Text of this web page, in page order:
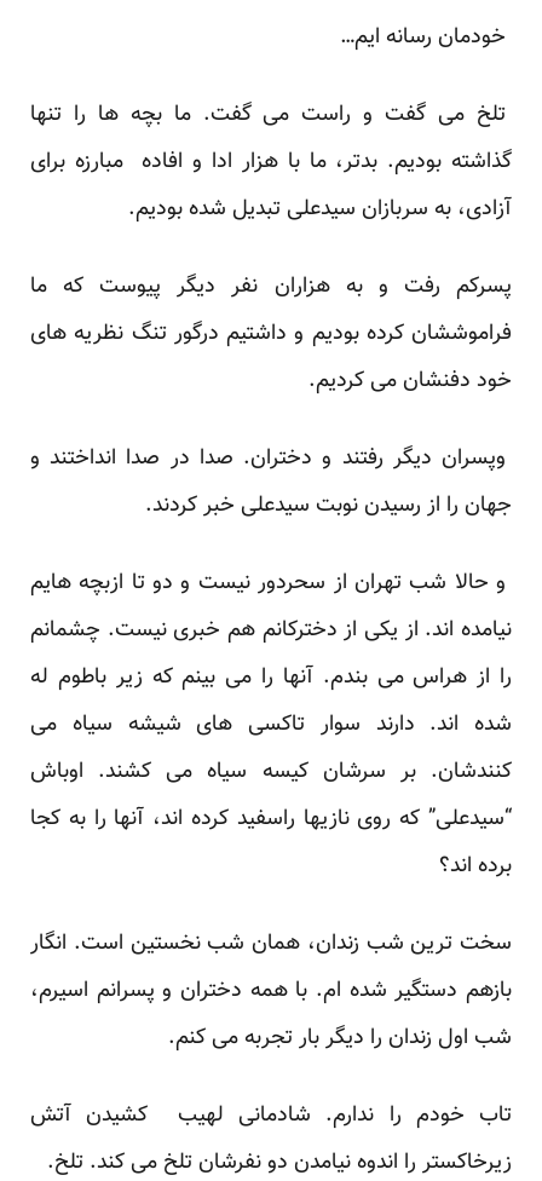
خودمان رسانه ایم…
تلخ می گفت و راست می گفت. ما بچه ها را تنها
گذاشته بودیم. بدتر، ما با هزار ادا و افاده مبارزه برای
آزادی، به سربازان سیدعلی تبدیل شده بودیم.
پسرکم رفت و به هزاران نفر دیگر پیوست که ما
فراموششان کرده بودیم و داشتیم درگور تنگ نظریه های
خود دفنشان می کردیم.
وپسران دیگر رفتند و دختران. صدا در صدا انداختند و
جهان را از رسیدن نوبت سیدعلی خبر کردند.
و حالا شب تهران از سحردور نیست و دو تا ازبچه هایم
نیامده اند. از یکی از دخترکانم هم خبری نیست. چشمانم
را از هراس می بندم. آنها را می بینم که زیر باطوم له
شده اند. دارند سوار تاکسی های شیشه سیاه می
کنندشان. بر سرشان کیسه سیاه می کشند. اوباش
“سیدعلی” که روی نازیها راسفید کرده اند، آنها را به کجا
برده اند؟
سخت ترین شب زندان، همان شب نخستین است. انگار
بازهم دستگیر شده ام. با همه دختران و پسرانم اسیرم،
شب اول زندان را دیگر بار تجربه می کنم.
تاب خودم را ندارم. شادمانی لهیب کشیدن آتش
زیرخاکستر را اندوه نیامدن دو نفرشان تلخ می کند. تلخ.